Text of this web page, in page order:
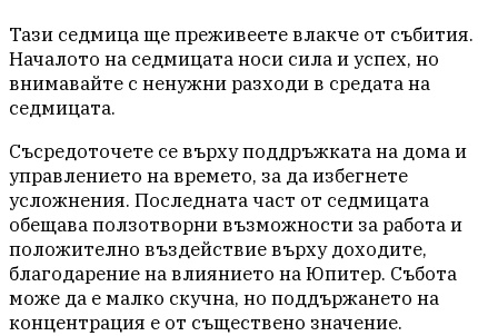
Тази седмица ще преживеете влакче от събития.
Началото на седмицата носи сила и успех, но
внимавайте с ненужни разходи в средата на
седмицата.
Съсредоточете се върху поддръжката на дома и
управлението на времето, за да избегнете
усложнения. Последната част от седмицата
обещава ползотворни възможности за работа и
положително въздействие върху доходите,
благодарение на влиянието на Юпитер. Събота
може да е малко скучна, но поддържането на
концентрация е от съществено значение.